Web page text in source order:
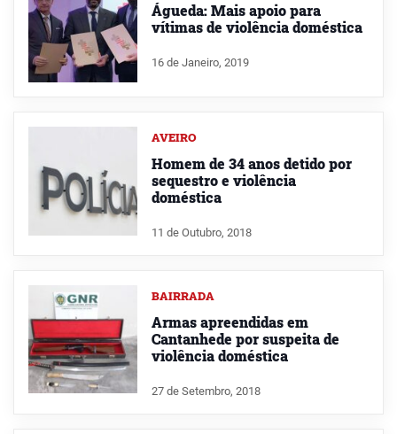
Águeda: Mais apoio para
vítimas de violência doméstica
16 de Janeiro, 2019
AVEIRO
Homem de 34 anos detido por
sequestro e violência
doméstica
11 de Outubro, 2018
BAIRRADA
Armas apreendidas em
Cantanhede por suspeita de
violência doméstica
27 de Setembro, 2018